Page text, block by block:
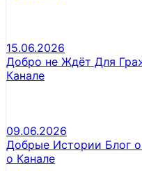
15.06.2026
Добро не Ждёт Для
Канале
09.06.2026
Добрые Истории Блог
о Канале